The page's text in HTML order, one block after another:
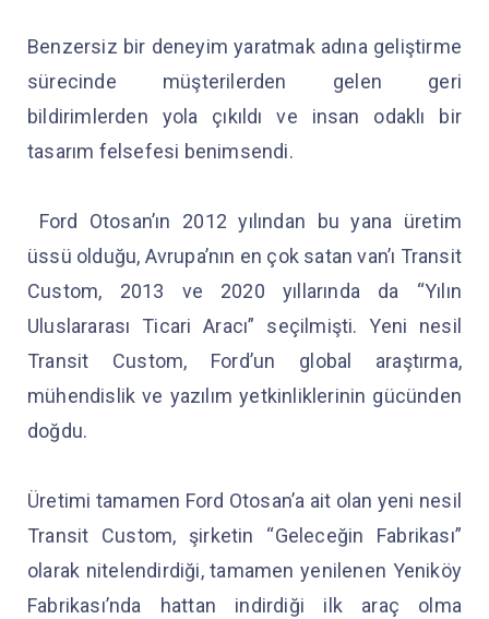
Benzersiz bir deneyim yaratmak adına geliştirme
sürecinde müşterilerden gelen geri
bildirimlerden yola çıkıldı ve insan odaklı bir
tasarım felsefesi benimsendi.
Ford Otosan’ın 2012 yılından bu yana üretim
üssü olduğu, Avrupa’nın en çok satan van’ı Transit
Custom, 2013 ve 2020 yıllarında da “Yılın
Uluslararası Ticari Aracı” seçilmişti. Yeni nesil
Transit Custom, Ford’un global araştırma,
mühendislik ve yazılım yetkinliklerinin gücünden
doğdu.
Üretimi tamamen Ford Otosan’a ait olan yeni nesil
Transit Custom, şirketin “Geleceğin Fabrikası”
olarak nitelendirdiği, tamamen yenilenen Yeniköy
Fabrikası’nda hattan indirdiği ilk araç olma